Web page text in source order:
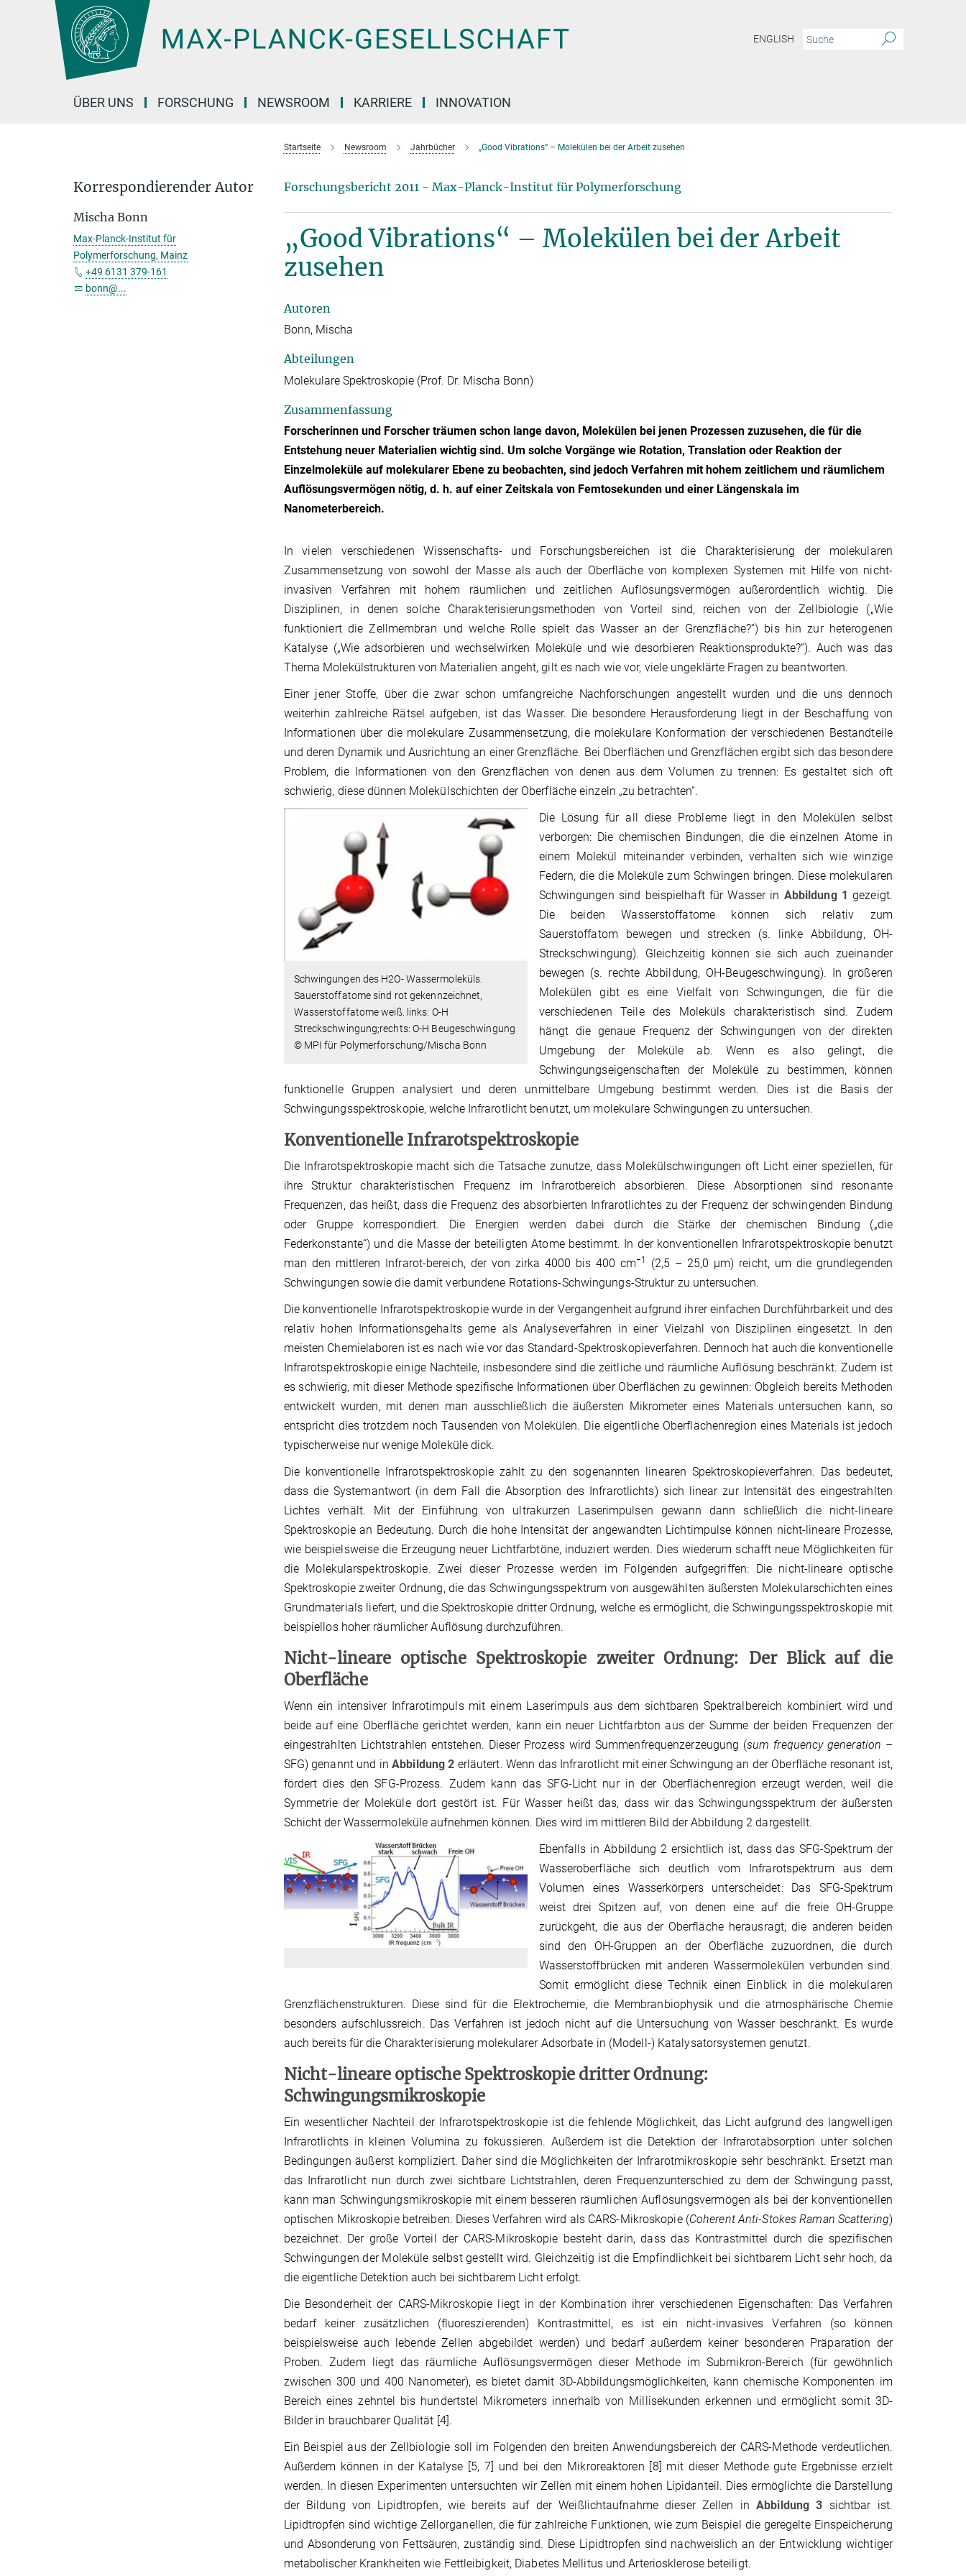
Hauptinhalt
ENGLISH
ÜBER UNS FORSCHUNG NEWSROOM KARRIERE INNOVATION
Startseite Newsroom Jahrbücher „Good Vibrations“ – Molekülen bei der Arbeit zusehen
Forschungsbericht 2011 - Max-Planck-Institut für Polymerforschung
„Good Vibrations“ – Molekülen bei der Arbeit
zusehen
Autoren
Bonn, Mischa
Abteilungen
Molekulare Spektroskopie (Prof. Dr. Mischa Bonn)
Zusammenfassung
Forscherinnen und Forscher träumen schon lange davon, Molekülen bei jenen Prozessen zuzusehen, die für die
Entstehung neuer Materialien wichtig sind. Um solche Vorgänge wie Rotation, Translation oder Reaktion der
Einzelmoleküle auf molekularer Ebene zu beobachten, sind jedoch Verfahren mit hohem zeitlichem und räumlichem
Auflösungsvermögen nötig, d. h. auf einer Zeitskala von Femtosekunden und einer Längenskala im
Nanometerbereich.
In vielen verschiedenen Wissenschafts- und Forschungsbereichen ist die Charakterisierung der molekularen
Zusammensetzung von sowohl der Masse als auch der Oberfläche von komplexen Systemen mit Hilfe von nicht-
invasiven Verfahren mit hohem räumlichen und zeitlichen Auflösungsvermögen außerordentlich wichtig. Die
Disziplinen, in denen solche Charakterisierungsmethoden von Vorteil sind, reichen von der Zellbiologie („Wie
funktioniert die Zellmembran und welche Rolle spielt das Wasser an der Grenzfläche?“) bis hin zur heterogenen
Katalyse („Wie adsorbieren und wechselwirken Moleküle und wie desorbieren Reaktionsprodukte?“). Auch was das
Thema Molekülstrukturen von Materialien angeht, gilt es nach wie vor, viele ungeklärte Fragen zu beantworten.
Einer jener Stoffe, über die zwar schon umfangreiche Nachforschungen angestellt wurden und die uns dennoch
weiterhin zahlreiche Rätsel aufgeben, ist das Wasser. Die besondere Herausforderung liegt in der Beschaffung von
Informationen über die molekulare Zusammensetzung, die molekulare Konformation der verschiedenen Bestandteile
und deren Dynamik und Ausrichtung an einer Grenzfläche. Bei Oberflächen und Grenzflächen ergibt sich das besondere
Problem, die Informationen von den Grenzflächen von denen aus dem Volumen zu trennen: Es gestaltet sich oft
schwierig, diese dünnen Molekülschichten der Oberfläche einzeln „zu betrachten“.
Schwingungen des H2O- Wassermoleküls.
Sauerstoffatome sind rot gekennzeichnet,
Wasserstoffatome weiß. links: O-H
Streckschwingung;rechts: O-H Beugeschwingung
© MPI für Polymerforschung/Mischa Bonn
Die Lösung für all diese Probleme liegt in den Molekülen selbst
verborgen: Die chemischen Bindungen, die die einzelnen Atome in
einem Molekül miteinander verbinden, verhalten sich wie winzige
Federn, die die Moleküle zum Schwingen bringen. Diese molekularen
Schwingungen sind beispielhaft für Wasser in Abbildung 1 gezeigt.
Die beiden Wasserstoffatome können sich relativ zum
Sauerstoffatom bewegen und strecken (s. linke Abbildung, OH-
Streckschwingung). Gleichzeitig können sie sich auch zueinander
bewegen (s. rechte Abbildung, OH-Beugeschwingung). In größeren
Molekülen gibt es eine Vielfalt von Schwingungen, die für die
verschiedenen Teile des Moleküls charakteristisch sind. Zudem
hängt die genaue Frequenz der Schwingungen von der direkten
Umgebung der Moleküle ab. Wenn es also gelingt, die
Schwingungseigenschaften der Moleküle zu bestimmen, können
funktionelle Gruppen analysiert und deren unmittelbare Umgebung bestimmt werden. Dies ist die Basis der
Schwingungsspektroskopie, welche Infrarotlicht benutzt, um molekulare Schwingungen zu untersuchen.
Konventionelle Infrarotspektroskopie
Die Infrarotspektroskopie macht sich die Tatsache zunutze, dass Molekülschwingungen oft Licht einer speziellen, für
ihre Struktur charakteristischen Frequenz im Infrarotbereich absorbieren. Diese Absorptionen sind resonante
Frequenzen, das heißt, dass die Frequenz des absorbierten Infrarotlichtes zu der Frequenz der schwingenden Bindung
oder Gruppe korrespondiert. Die Energien werden dabei durch die Stärke der chemischen Bindung („die
Federkonstante“) und die Masse der beteiligten Atome bestimmt. In der konventionellen Infrarotspektroskopie benutzt
man den mittleren Infrarot-bereich, der von zirka 4000 bis 400 cm−1
(2,5 – 25,0 μm) reicht, um die grundlegenden
Schwingungen sowie die damit verbundene Rotations-Schwingungs-Struktur zu untersuchen.
Die konventionelle Infrarotspektroskopie wurde in der Vergangenheit aufgrund ihrer einfachen Durchführbarkeit und des
relativ hohen Informationsgehalts gerne als Analyseverfahren in einer Vielzahl von Disziplinen eingesetzt. In den
meisten Chemielaboren ist es nach wie vor das Standard-Spektroskopieverfahren. Dennoch hat auch die konventionelle
Infrarotspektroskopie einige Nachteile, insbesondere sind die zeitliche und räumliche Auflösung beschränkt. Zudem ist
es schwierig, mit dieser Methode spezifische Informationen über Oberflächen zu gewinnen: Obgleich bereits Methoden
entwickelt wurden, mit denen man ausschließlich die äußersten Mikrometer eines Materials untersuchen kann, so
entspricht dies trotzdem noch Tausenden von Molekülen. Die eigentliche Oberflächenregion eines Materials ist jedoch
typischerweise nur wenige Moleküle dick.
Die konventionelle Infrarotspektroskopie zählt zu den sogenannten linearen Spektroskopieverfahren. Das bedeutet,
dass die Systemantwort (in dem Fall die Absorption des Infrarotlichts) sich linear zur Intensität des eingestrahlten
Lichtes verhält. Mit der Einführung von ultrakurzen Laserimpulsen gewann dann schließlich die nicht-lineare
Spektroskopie an Bedeutung. Durch die hohe Intensität der angewandten Lichtimpulse können nicht-lineare Prozesse,
wie beispielsweise die Erzeugung neuer Lichtfarbtöne, induziert werden. Dies wiederum schafft neue Möglichkeiten für
die Molekularspektroskopie. Zwei dieser Prozesse werden im Folgenden aufgegriffen: Die nicht-lineare optische
Spektroskopie zweiter Ordnung, die das Schwingungsspektrum von ausgewählten äußersten Molekularschichten eines
Grundmaterials liefert, und die Spektroskopie dritter Ordnung, welche es ermöglicht, die Schwingungsspektroskopie mit
beispiellos hoher räumlicher Auflösung durchzuführen.
Nicht-lineare optische Spektroskopie zweiter Ordnung: Der Blick auf die
Oberfläche
Wenn ein intensiver Infrarotimpuls mit einem Laserimpuls aus dem sichtbaren Spektralbereich kombiniert wird und
beide auf eine Oberfläche gerichtet werden, kann ein neuer Lichtfarbton aus der Summe der beiden Frequenzen der
eingestrahlten Lichtstrahlen entstehen. Dieser Prozess wird Summenfrequenzerzeugung (sum frequency generation –
SFG) genannt und inAbbildung 2 erläutert. Wenn das Infrarotlicht mit einer Schwingung an der Oberfläche resonant ist,
fördert dies den SFG-Prozess. Zudem kann das SFG-Licht nur in der Oberflächenregion erzeugt werden, weil die
Symmetrie der Moleküle dort gestört ist. Für Wasser heißt das, dass wir das Schwingungsspektrum der äußersten
Schicht der Wassermoleküle aufnehmen können. Dies wird im mittleren Bild der Abbildung 2 dargestellt.
Ebenfalls in Abbildung 2 ersichtlich ist, dass das SFG-Spektrum der
Wasseroberfläche sich deutlich vom Infrarotspektrum aus dem
Volumen eines Wasserkörpers unterscheidet: Das SFG-Spektrum
weist drei Spitzen auf, von denen eine auf die freie OH-Gruppe
zurückgeht, die aus der Oberfläche herausragt; die anderen beiden
sind den OH-Gruppen an der Oberfläche zuzuordnen, die durch
Wasserstoffbrücken mit anderen Wassermolekülen verbunden sind.
Somit ermöglicht diese Technik einen Einblick in die molekularen
Grenzflächenstrukturen. Diese sind für die Elektrochemie, die Membranbiophysik und die atmosphärische Chemie
besonders aufschlussreich. Das Verfahren ist jedoch nicht auf die Untersuchung von Wasser beschränkt. Es wurde
auch bereits für die Charakterisierung molekularer Adsorbate in (Modell-) Katalysatorsystemen genutzt.
Nicht-lineare optische Spektroskopie dritter Ordnung:
Schwingungsmikroskopie
Ein wesentlicher Nachteil der Infrarotspektroskopie ist die fehlende Möglichkeit, das Licht aufgrund des langwelligen
Infrarotlichts in kleinen Volumina zu fokussieren. Außerdem ist die Detektion der Infrarotabsorption unter solchen
Bedingungen äußerst kompliziert. Daher sind die Möglichkeiten der Infrarotmikroskopie sehr beschränkt. Ersetzt man
das Infrarotlicht nun durch zwei sichtbare Lichtstrahlen, deren Frequenzunterschied zu dem der Schwingung passt,
kann man Schwingungsmikroskopie mit einem besseren räumlichen Auflösungsvermögen als bei der konventionellen
optischen Mikroskopie betreiben. Dieses Verfahren wird als CARS-Mikroskopie (Coherent Anti-Stokes Raman Scattering)
bezeichnet. Der große Vorteil der CARS-Mikroskopie besteht darin, dass das Kontrastmittel durch die spezifischen
Schwingungen der Moleküle selbst gestellt wird. Gleichzeitig ist die Empfindlichkeit bei sichtbarem Licht sehr hoch, da
die eigentliche Detektion auch bei sichtbarem Licht erfolgt.
Die Besonderheit der CARS-Mikroskopie liegt in der Kombination ihrer verschiedenen Eigenschaften: Das Verfahren
bedarf keiner zusätzlichen (fluoreszierenden) Kontrastmittel, es ist ein nicht-invasives Verfahren (so können
beispielsweise auch lebende Zellen abgebildet werden) und bedarf außerdem keiner besonderen Präparation der
Proben. Zudem liegt das räumliche Auflösungsvermögen dieser Methode im Submikron-Bereich (für gewöhnlich
zwischen 300 und 400 Nanometer), es bietet damit 3D-Abbildungsmöglichkeiten, kann chemische Komponenten im
Bereich eines zehntel bis hundertstel Mikrometers innerhalb von Millisekunden erkennen und ermöglicht somit 3D-
Bilder in brauchbarer Qualität [4].
Ein Beispiel aus der Zellbiologie soll im Folgenden den breiten Anwendungsbereich der CARS-Methode verdeutlichen.
Außerdem können in der Katalyse [5, 7] und bei den Mikroreaktoren [8] mit dieser Methode gute Ergebnisse erzielt
werden. In diesen Experimenten untersuchten wir Zellen mit einem hohen Lipidanteil. Dies ermöglichte die Darstellung
der Bildung von Lipidtropfen, wie bereits auf der Weißlichtaufnahme dieser Zellen inAbbildung 3 sichtbar ist.
Lipidtropfen sind wichtige Zellorganellen, die für zahlreiche Funktionen, wie zum Beispiel die geregelte Einspeicherung
und Absonderung von Fettsäuren, zuständig sind. Diese Lipidtropfen sind nachweislich an der Entwicklung wichtiger
metabolischer Krankheiten wie Fettleibigkeit, Diabetes Mellitus und Arteriosklerose beteiligt.
Korrespondierender Autor
Mischa Bonn
Max-Planck-Institut für
Polymerforschung, Mainz
+49 6131 379-161
bonn@...